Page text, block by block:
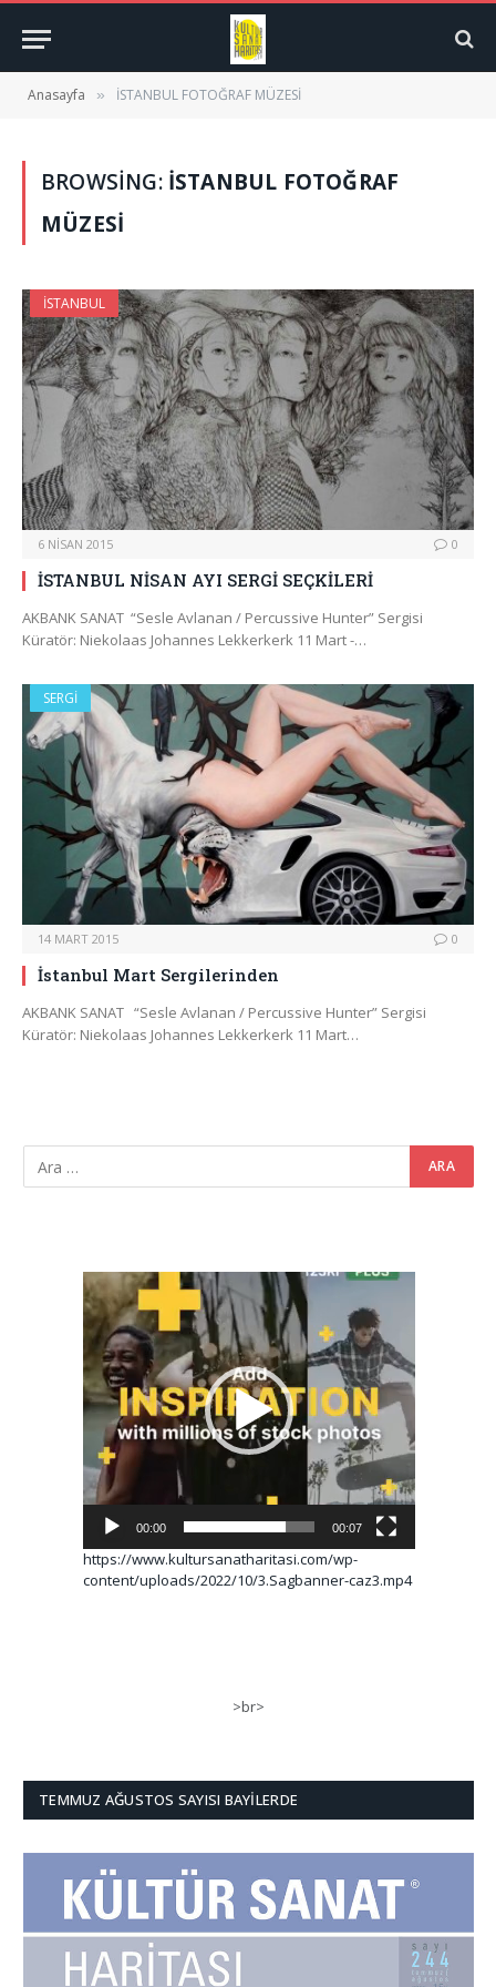
Anasayfa » İSTANBUL FOTOĞRAF MÜZESİ
BROWSING: İSTANBUL FOTOĞRAF
MÜZESİ
İSTANBUL
6 NISAN 2015 0
İSTANBUL NİSAN AYI SERGİ SEÇKİLERİ
AKBANK SANAT “Sesle Avlanan / Percussive Hunter” Sergisi
Küratör: Niekolaas Johannes Lekkerkerk 11 Mart -…
SERGI
14 MART 2015 0
İstanbul Mart Sergilerinden
AKBANK SANAT “Sesle Avlanan / Percussive Hunter” Sergisi
Küratör: Niekolaas Johannes Lekkerkerk 11 Mart…
Video
oynatıcı
00:00 00:07
https://www.kultursanatharitasi.com/wp-
content/uploads/2022/10/3.Sagbanner-caz3.mp4
>br>
TEMMUZ AĞUSTOS SAYISI BAYILERDE